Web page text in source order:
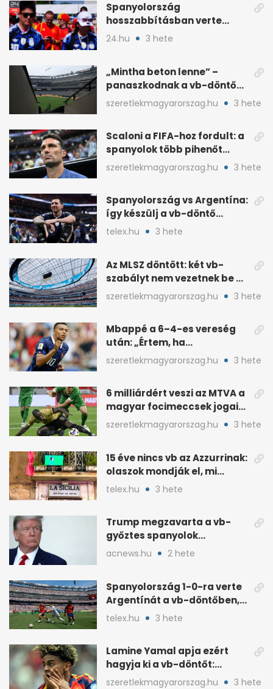
Spanyolország
hosszabbításban verte
Argentínát: Ferran Torres
24.hu 3 hete
„Mintha beton lenne” –
panaszkodnak a vb-döntő
MetLife-pályájára
szeretlekmagyarorszag.hu 3 hete
Scaloni a FIFA-hoz fordult: a
spanyolok több pihenőt
kaptak a vb-döntőre
szeretlekmagyarorszag.hu 3 hete
Spanyolország vs Argentína:
így készülj a vb-döntő
taktikai csatájára
telex.hu 3 hete
Az MLSZ döntött: két vb-
szabályt nem vezetnek be az
NB I-ben
szeretlekmagyarorszag.hu 3 hete
Mbappé a 6–4-es vereség
után: „Értem, ha
pofátlanságnak tűnt”
szeretlekmagyarorszag.hu 3 hete
6 milliárdért veszi az MTVA a
magyar focimeccsek jogait
a 2026–27-es idényre
szeretlekmagyarorszag.hu 3 hete
15 éve nincs vb az Azzurrinak:
olaszok mondják el, mi
romlott el
telex.hu 3 hete
Trump megzavarta a vb-
győztes spanyolok
ünneplését a trófeaátadón
acnews.hu 2 hete
Spanyolország 1-0-ra verte
Argentínát a vb-döntőben,
hosszabbításban
telex.hu 3 hete
Lamine Yamal apja ezért
hagyja ki a vb-döntőt:
otthonról szurkol
szeretlekmagyarorszag.hu 3 hete